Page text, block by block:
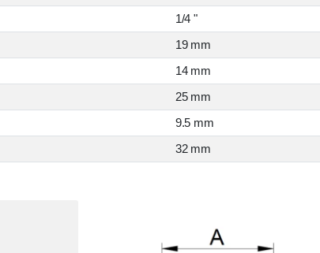
1/4 "
19 mm
14 mm
25 mm
9.5 mm
32 mm